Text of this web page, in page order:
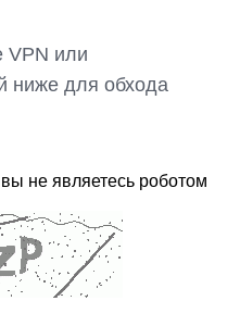
VPN или
ниже для обхода
не являетесь роботом